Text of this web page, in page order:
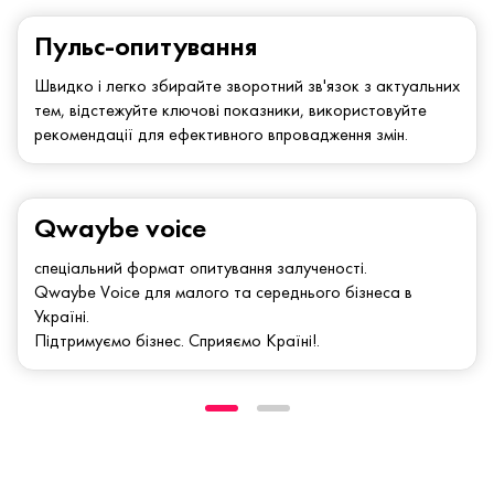
Qwaybe voice
спеціальний формат опитування залученості.
Qwaybe Voice для малого та середнього бізнеса в
Україні.
Підтримуємо бізнес. Сприяємо Країні!.
Пульс-опитування
Швидко і легко збирайте зворотний зв'язок з актуальних
тем, відстежуйте ключові показники, використовуйте
рекомендації для ефективного впровадження змін.